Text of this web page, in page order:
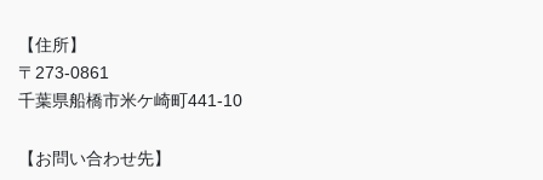
【住所】
〒273-0861
千葉県船橋市米ケ崎町441-10
【お問い合わせ先】